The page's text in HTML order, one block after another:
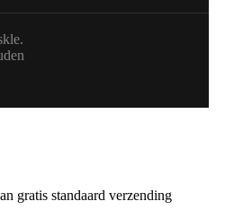
gratis standaard verzending